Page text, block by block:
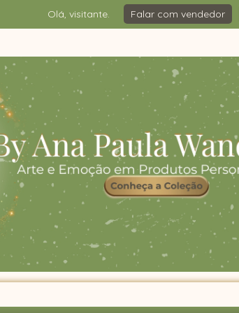
Olá, visitante. Falar com vendedor